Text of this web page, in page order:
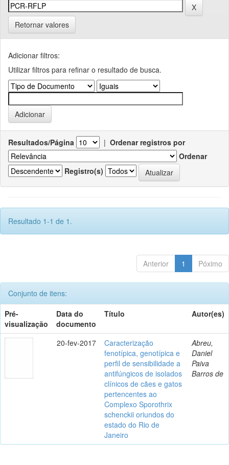
Retornar valores
Adicionar filtros:
Utilizar filtros para refinar o resultado de busca.
Resultados/Página | Ordenar registros por
Ordenar
Registro(s)
Resultado 1-1 de 1.
Anterior 1 Póximo
Conjunto de itens:
Pré-
visualização
Data do
documento
Título Autor(es)
20-fev-2017
Caracterização
fenotípica, genotípica e
perfil de sensibilidade a
antifúngicos de isolados
clínicos de cães e gatos
pertencentes ao
Complexo Sporothrix
schenckii oriundos do
estado do Rio de
Janeiro
Abreu,
Daniel
Paiva
Barros de